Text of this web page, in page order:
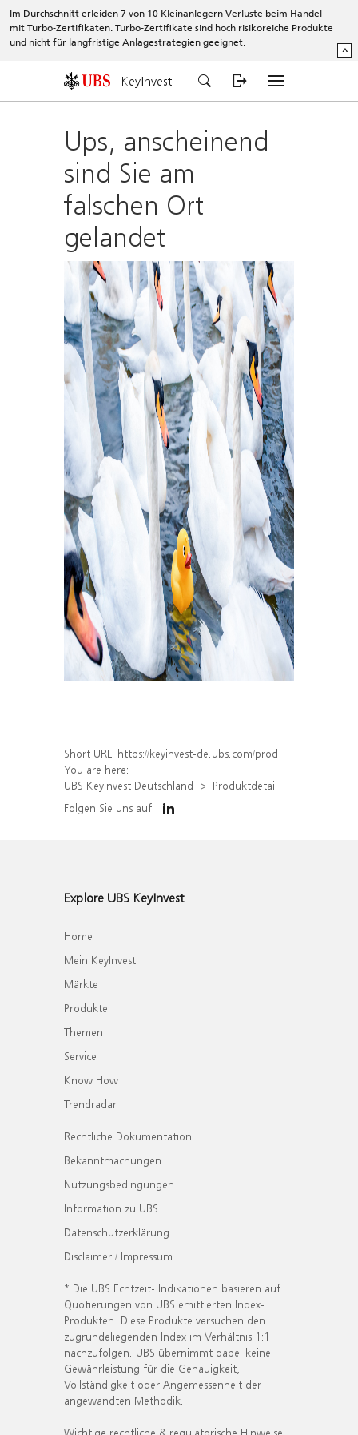
Im Durchschnitt erleiden 7 von 10 Kleinanlegern Verluste beim Handel
mit Turbo-Zertifikaten. Turbo-Zertifikate sind hoch risikoreiche Produkte
und nicht für langfristige Anlagestrategien geeignet.
^
KeyInvest
Ups, anscheinend
sind Sie am
falschen Ort
gelandet
Short URL: https://keyinvest-de.ubs.com/produkt/detail/index/isin/DE000WA47G19
You are here:
UBS KeyInvest Deutschland
Produktdetail
Folgen Sie uns auf
Explore UBS KeyInvest
Home
Mein KeyInvest
Märkte
Produkte
Themen
Service
Know How
Trendradar
Rechtliche Dokumentation
Bekanntmachungen
Nutzungsbedingungen
Information zu UBS
Datenschutzerklärung
Disclaimer / Impressum
* Die UBS Echtzeit- Indikationen basieren auf
Quotierungen von UBS emittierten Index-
Produkten. Diese Produkte versuchen den
zugrundeliegenden Index im Verhältnis 1:1
nachzufolgen. UBS übernimmt dabei keine
Gewährleistung für die Genauigkeit,
Vollständigkeit oder Angemessenheit der
angewandten Methodik.